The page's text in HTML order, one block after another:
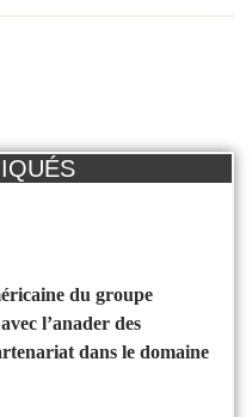
l’anader des
dans le domaine